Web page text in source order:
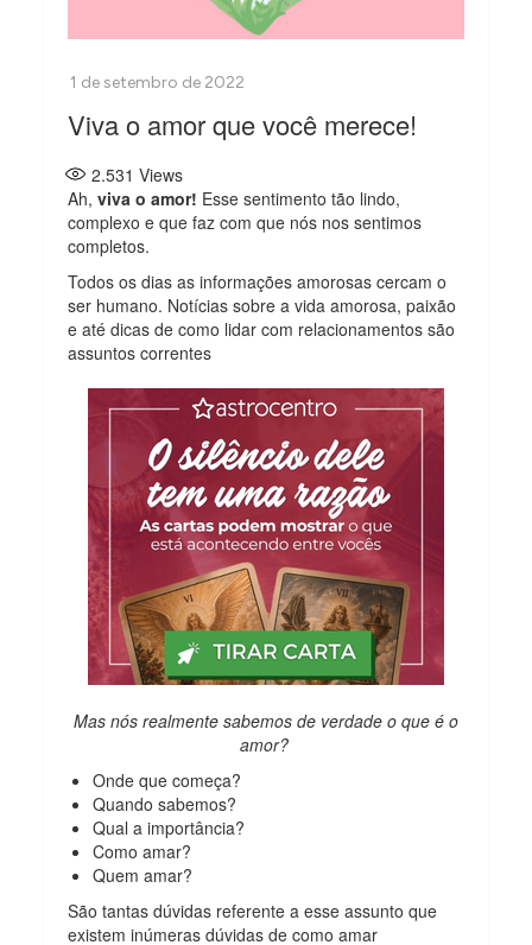
Viva o amor que você merece!
2.531 Views
Ah,viva o amor! Esse sentimento tão lindo,
complexo e que faz com que nós nos sentimos
completos.
Todos os dias as informações amorosas cercam o
ser humano. Notícias sobre a vida amorosa, paixão
e até dicas de como lidar com relacionamentos são
assuntos correntes
Mas nós realmente sabemos de verdade o que é o
amor?
Onde que começa?
Quando sabemos?
Qual a importância?
Como amar?
Quem amar?
São tantas dúvidas referente a esse assunto que
existem inúmeras dúvidas de como amar